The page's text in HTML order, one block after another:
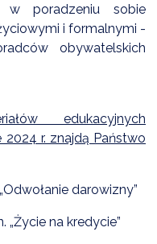
w poradzeniu sobie
i formalnymi -
obywatelskich
edukacyjnych
r. znajdą Państwo
darowizny”
„Życie na kredycie”